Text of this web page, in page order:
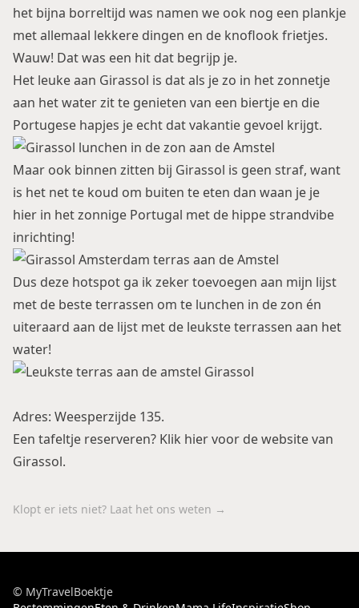
het bijna borreltijd was namen we ook nog een plankje
met allemaal lekkere dingen en de knoflook frietjes.
Wauw! Dat was een hit dat begrijp je.
Het leuke aan Girassol is dat als je zo in het zonnetje
aan het water zit te genieten van een biertje en die
Portugese hapjes je echt dat vakantie gevoel krijgt.
Maar ook binnen zitten bij Girassol is geen straf, want
is het net te koud om buiten te eten dan waan je je
hier in het zonnige Portugal met de hippe strandvibe
inrichting!
Dus deze hotspot ga ik zeker toevoegen aan mijn lijst
met de beste terrassen om te lunchen in de zon én
uiteraard aan de lijst met de leukste terrassen aan het
water!
Adres: Weesperzijde 135.
Een tafeltje reserveren? Klik hiervoor de website van
Girassol.
Klopt er iets niet? Laat het ons weten →
© MyTravelBoektje